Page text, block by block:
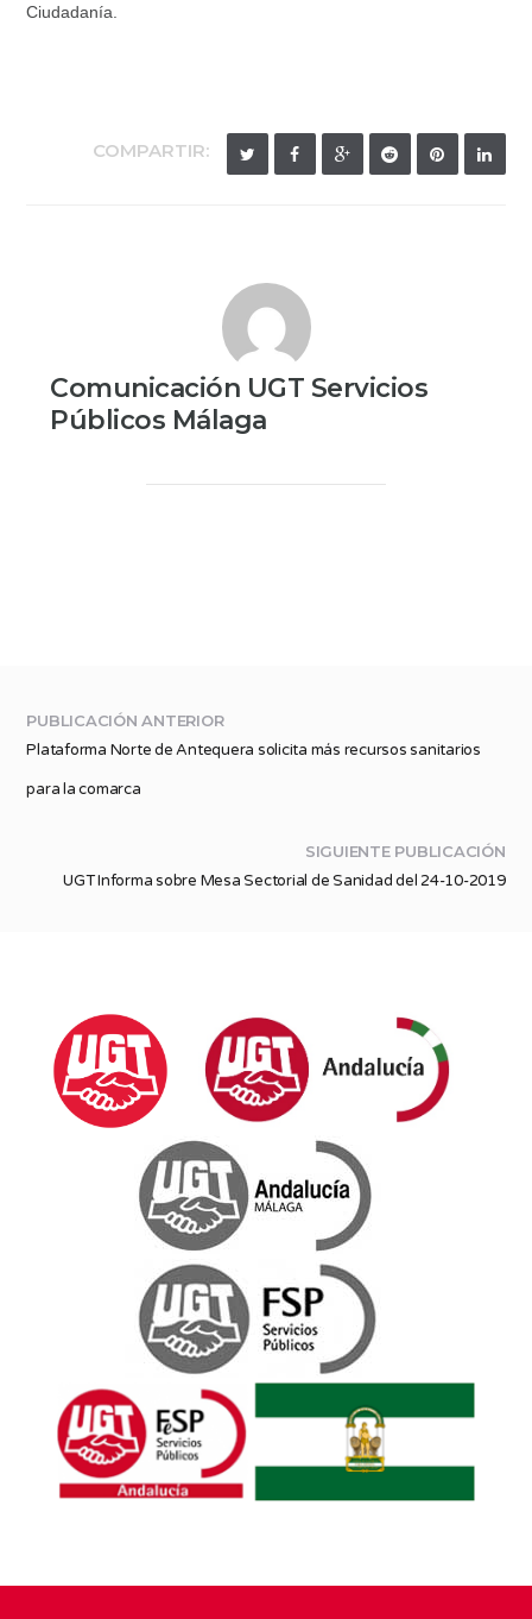
Ciudadanía.
COMPARTIR:
Comunicación UGT Servicios
Públicos Málaga
PUBLICACIÓN ANTERIOR
Plataforma Norte de Antequera solicita más recursos sanitarios
para la comarca
SIGUIENTE PUBLICACIÓN
UGT Informa sobre Mesa Sectorial de Sanidad del 24-10-2019